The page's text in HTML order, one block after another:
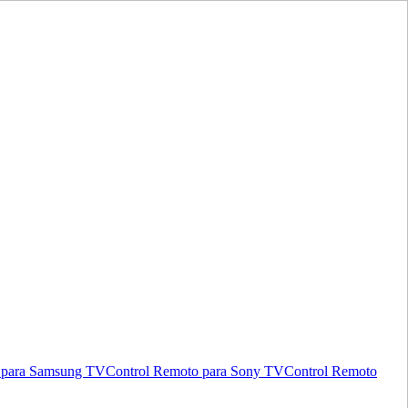
Samsung TVControl Remoto para Sony TVControl Remoto